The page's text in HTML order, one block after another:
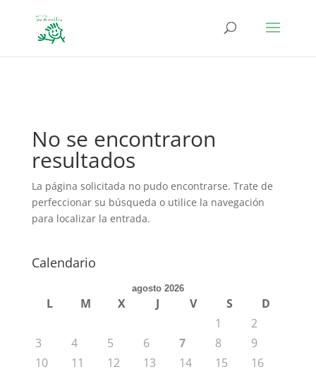
No se encontraron
resultados
La página solicitada no pudo encontrarse. Trate de
perfeccionar su búsqueda o utilice la navegación
para localizar la entrada.
Calendario
agosto 2026
L M X J V S
D
1
2
3
4 5 6 7 8
9
10
11 12 13 14 15
16